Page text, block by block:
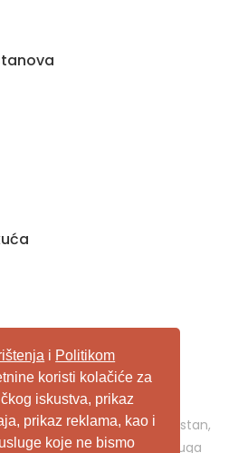
i Politikom
koristi kolačiće za
iskustva, prikaz
prikaz reklama, kao i
koje ne bismo
sveobuhvatan
Ukoliko je u pitanju stan,
poslovni prostor, ili neka druga